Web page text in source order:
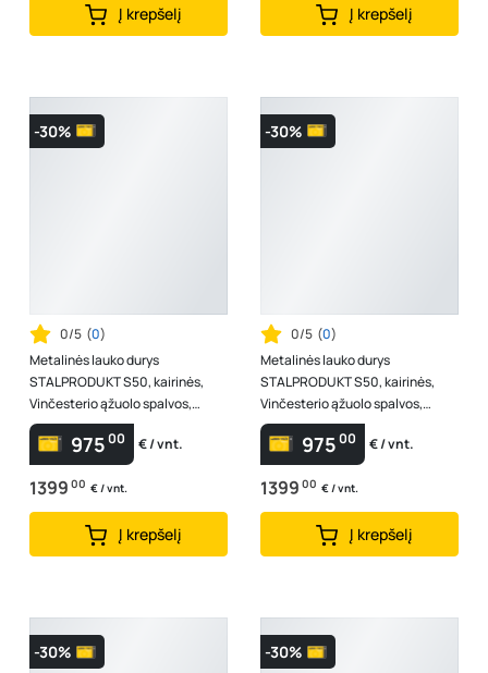
Į krepšelį Į krepšelį
-30%
0/5 (0)
Metalinės lauko durys
STALPRODUKT S50, kairinės,
Vinčesterio ąžuolo spalvos,
2075x964x72 mm
97500 € / vnt.
1399 00 € / vnt.
Į krepšelį
-30%
0/5 (0)
Metalinės lauko durys
STALPRODUKT S50, kairinės,
Vinčesterio ąžuolo spalvos,
2075x864x72 mm
97500 € / vnt.
1399 00 € / vnt.
Į krepšelį
-30% -30%